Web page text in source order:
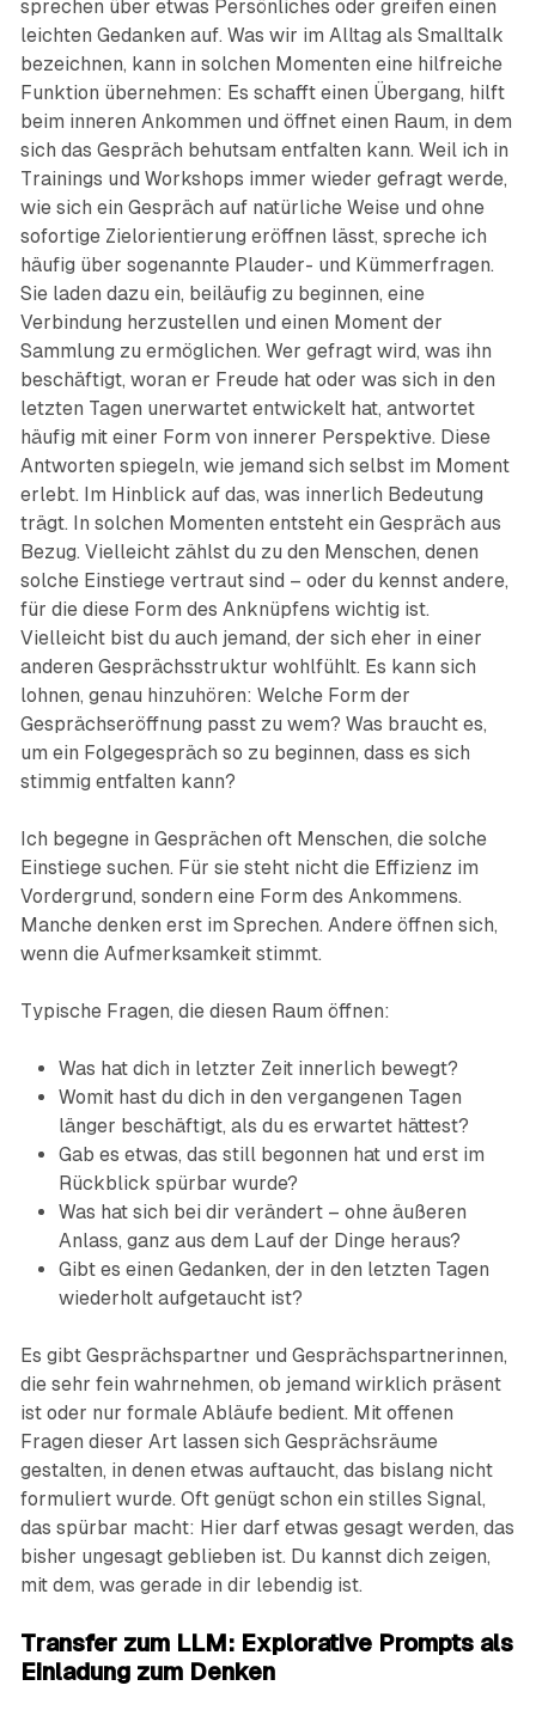
sprechen über etwas Persönliches oder greifen einen
leichten Gedanken auf. Was wir im Alltag als Smalltalk
bezeichnen, kann in solchen Momenten eine hilfreiche
Funktion übernehmen: Es schafft einen Übergang, hilft
beim inneren Ankommen und öffnet einen Raum, in dem
sich das Gespräch behutsam entfalten kann. Weil ich in
Trainings und Workshops immer wieder gefragt werde,
wie sich ein Gespräch auf natürliche Weise und ohne
sofortige Zielorientierung eröffnen lässt, spreche ich
häufig über sogenannte Plauder- und Kümmerfragen.
Sie laden dazu ein, beiläufig zu beginnen, eine
Verbindung herzustellen und einen Moment der
Sammlung zu ermöglichen. Wer gefragt wird, was ihn
beschäftigt, woran er Freude hat oder was sich in den
letzten Tagen unerwartet entwickelt hat, antwortet
häufig mit einer Form von innerer Perspektive. Diese
Antworten spiegeln, wie jemand sich selbst im Moment
erlebt. Im Hinblick auf das, was innerlich Bedeutung
trägt. In solchen Momenten entsteht ein Gespräch aus
Bezug. Vielleicht zählst du zu den Menschen, denen
solche Einstiege vertraut sind – oder du kennst andere,
für die diese Form des Anknüpfens wichtig ist.
Vielleicht bist du auch jemand, der sich eher in einer
anderen Gesprächsstruktur wohlfühlt. Es kann sich
lohnen, genau hinzuhören: Welche Form der
Gesprächseröffnung passt zu wem? Was braucht es,
um ein Folgegespräch so zu beginnen, dass es sich
stimmig entfalten kann?
Ich begegne in Gesprächen oft Menschen, die solche
Einstiege suchen. Für sie steht nicht die Effizienz im
Vordergrund, sondern eine Form des Ankommens.
Manche denken erst im Sprechen. Andere öffnen sich,
wenn die Aufmerksamkeit stimmt.
Typische Fragen, die diesen Raum öffnen:
Was hat dich in letzter Zeit innerlich bewegt?
Womit hast du dich in den vergangenen Tagen
länger beschäftigt, als du es erwartet hättest?
Gab es etwas, das still begonnen hat und erst im
Rückblick spürbar wurde?
Was hat sich bei dir verändert – ohne äußeren
Anlass, ganz aus dem Lauf der Dinge heraus?
Gibt es einen Gedanken, der in den letzten Tagen
wiederholt aufgetaucht ist?
Es gibt Gesprächspartner und Gesprächspartnerinnen,
die sehr fein wahrnehmen, ob jemand wirklich präsent
ist oder nur formale Abläufe bedient. Mit offenen
Fragen dieser Art lassen sich Gesprächsräume
gestalten, in denen etwas auftaucht, das bislang nicht
formuliert wurde. Oft genügt schon ein stilles Signal,
das spürbar macht: Hier darf etwas gesagt werden, das
bisher ungesagt geblieben ist. Du kannst dich zeigen,
mit dem, was gerade in dir lebendig ist.
Transfer zum LLM: Explorative Prompts als
Einladung zum Denken